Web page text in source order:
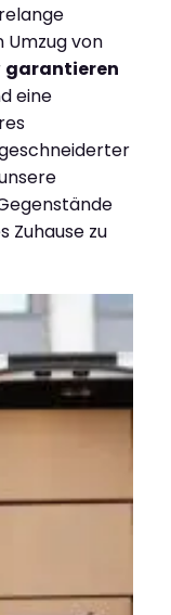
Umzug von
garantieren
eine
Zuhause zu